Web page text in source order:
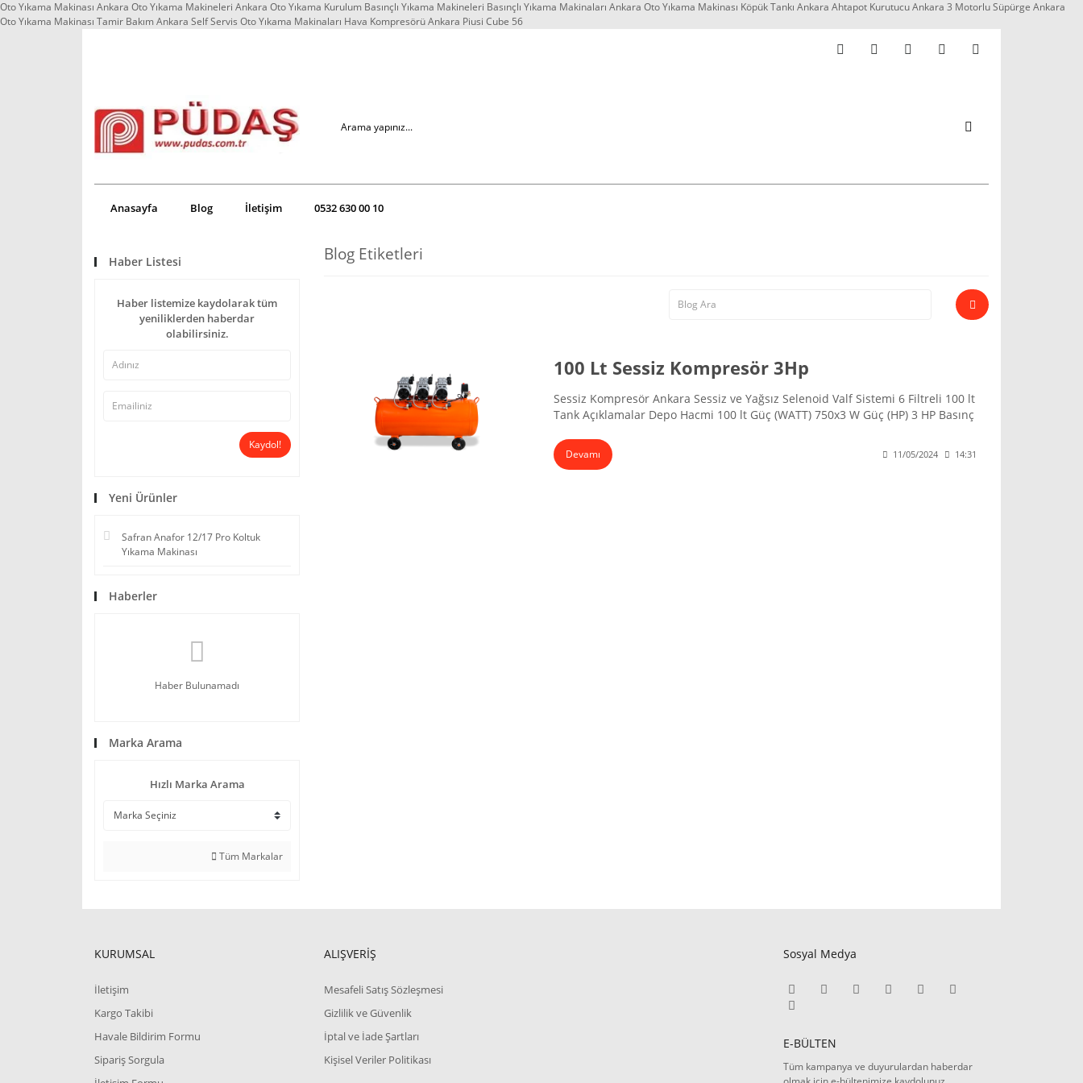
Oto Yıkama Makinası Ankara Oto Yıkama Makineleri Ankara Oto Yıkama Kurulum Basınçlı Yıkama Makineleri Basınçlı Yıkama Makinaları Ankara Oto Yıkama Makinası Köpük Tankı Ankara Ahtapot Kurutucu Ankara 3 Motorlu Süpürge Ankara
Oto Yıkama Makinası Tamir Bakım Ankara Self Servis Oto Yıkama Makinaları Hava Kompresörü Ankara Piusi Cube 56
Anasayfa Blog İletişim 0532 630 00 10
Haber Listesi
Haber listemize kaydolarak tüm
yeniliklerden haberdar
olabilirsiniz.
Kaydol!
Yeni Ürünler
Safran Anafor 12/17 Pro Koltuk
Yıkama Makinası
Haberler
Haber Bulunamadı
Marka Arama
Hızlı Marka Arama
Tüm Markalar
Blog Etiketleri
100 Lt Sessiz Kompresör 3Hp
Sessiz Kompresör Ankara Sessiz ve Yağsız Selenoid Valf Sistemi 6 Filtreli 100 lt
Tank Açıklamalar Depo Hacmi 100 lt Güç (WATT) 750x3 W Güç (HP) 3 HP Basınç
112x45x75 cm
Devamı 11/05/2024 14:31
KURUMSAL
İletişim
Kargo Takibi
Havale Bildirim Formu
Sipariş Sorgula
ALIŞVERİŞ
Mesafeli Satış Sözleşmesi
Gizlilik ve Güvenlik
İptal ve İade Şartları
Kişisel Veriler Politikası
Sosyal Medya
E-BÜLTEN
Tüm kampanya ve duyurulardan haberdar